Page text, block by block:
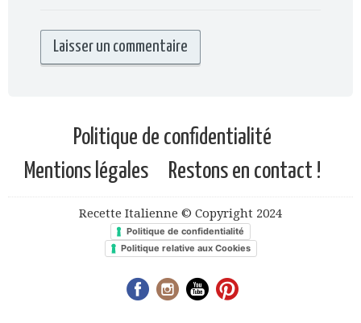
Politique de confidentialité
Mentions légales
Restons en contact !
Recette Italienne © Copyright 2024
Politique de confidentialité
Politique relative aux Cookies